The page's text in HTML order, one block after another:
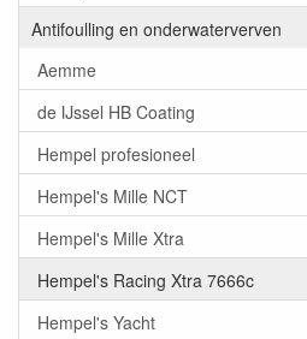
Antifoulling en onderwaterverven
Aemme
de IJssel HB Coating
Hempel profesioneel
Hempel's Mille NCT
Hempel's Mille Xtra
Hempel's Racing Xtra 7666c
Hempel's Yacht